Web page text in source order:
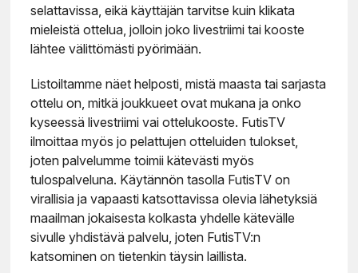
selattavissa, eikä käyttäjän tarvitse kuin klikata
mieleistä ottelua, jolloin joko livestriimi tai kooste
lähtee välittömästi pyörimään.
Listoiltamme näet helposti, mistä maasta tai sarjasta
ottelu on, mitkä joukkueet ovat mukana ja onko
kyseessä livestriimi vai ottelukooste. FutisTV
ilmoittaa myös jo pelattujen otteluiden tulokset,
joten palvelumme toimii kätevästi myös
tulospalveluna. Käytännön tasolla FutisTV on
virallisia ja vapaasti katsottavissa olevia lähetyksiä
maailman jokaisesta kolkasta yhdelle kätevälle
sivulle yhdistävä palvelu, joten FutisTV:n
katsominen on tietenkin täysin laillista.